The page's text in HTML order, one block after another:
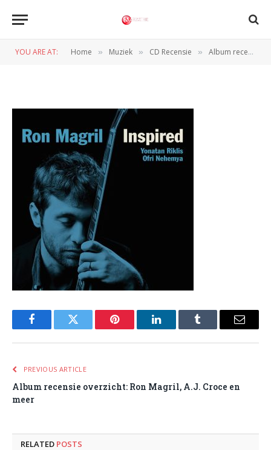
YOU ARE AT: Home » Muziek » CD Recensie » Album recensie overzicht: Ron Magril, A.J. Croce en meer
FacebookTwitter Pinterest LinkedInTumblr Email
PREVIOUS ARTICLE
Album recensie overzicht: Ron Magril, A.J. Croce en
meer
RELATED POSTS